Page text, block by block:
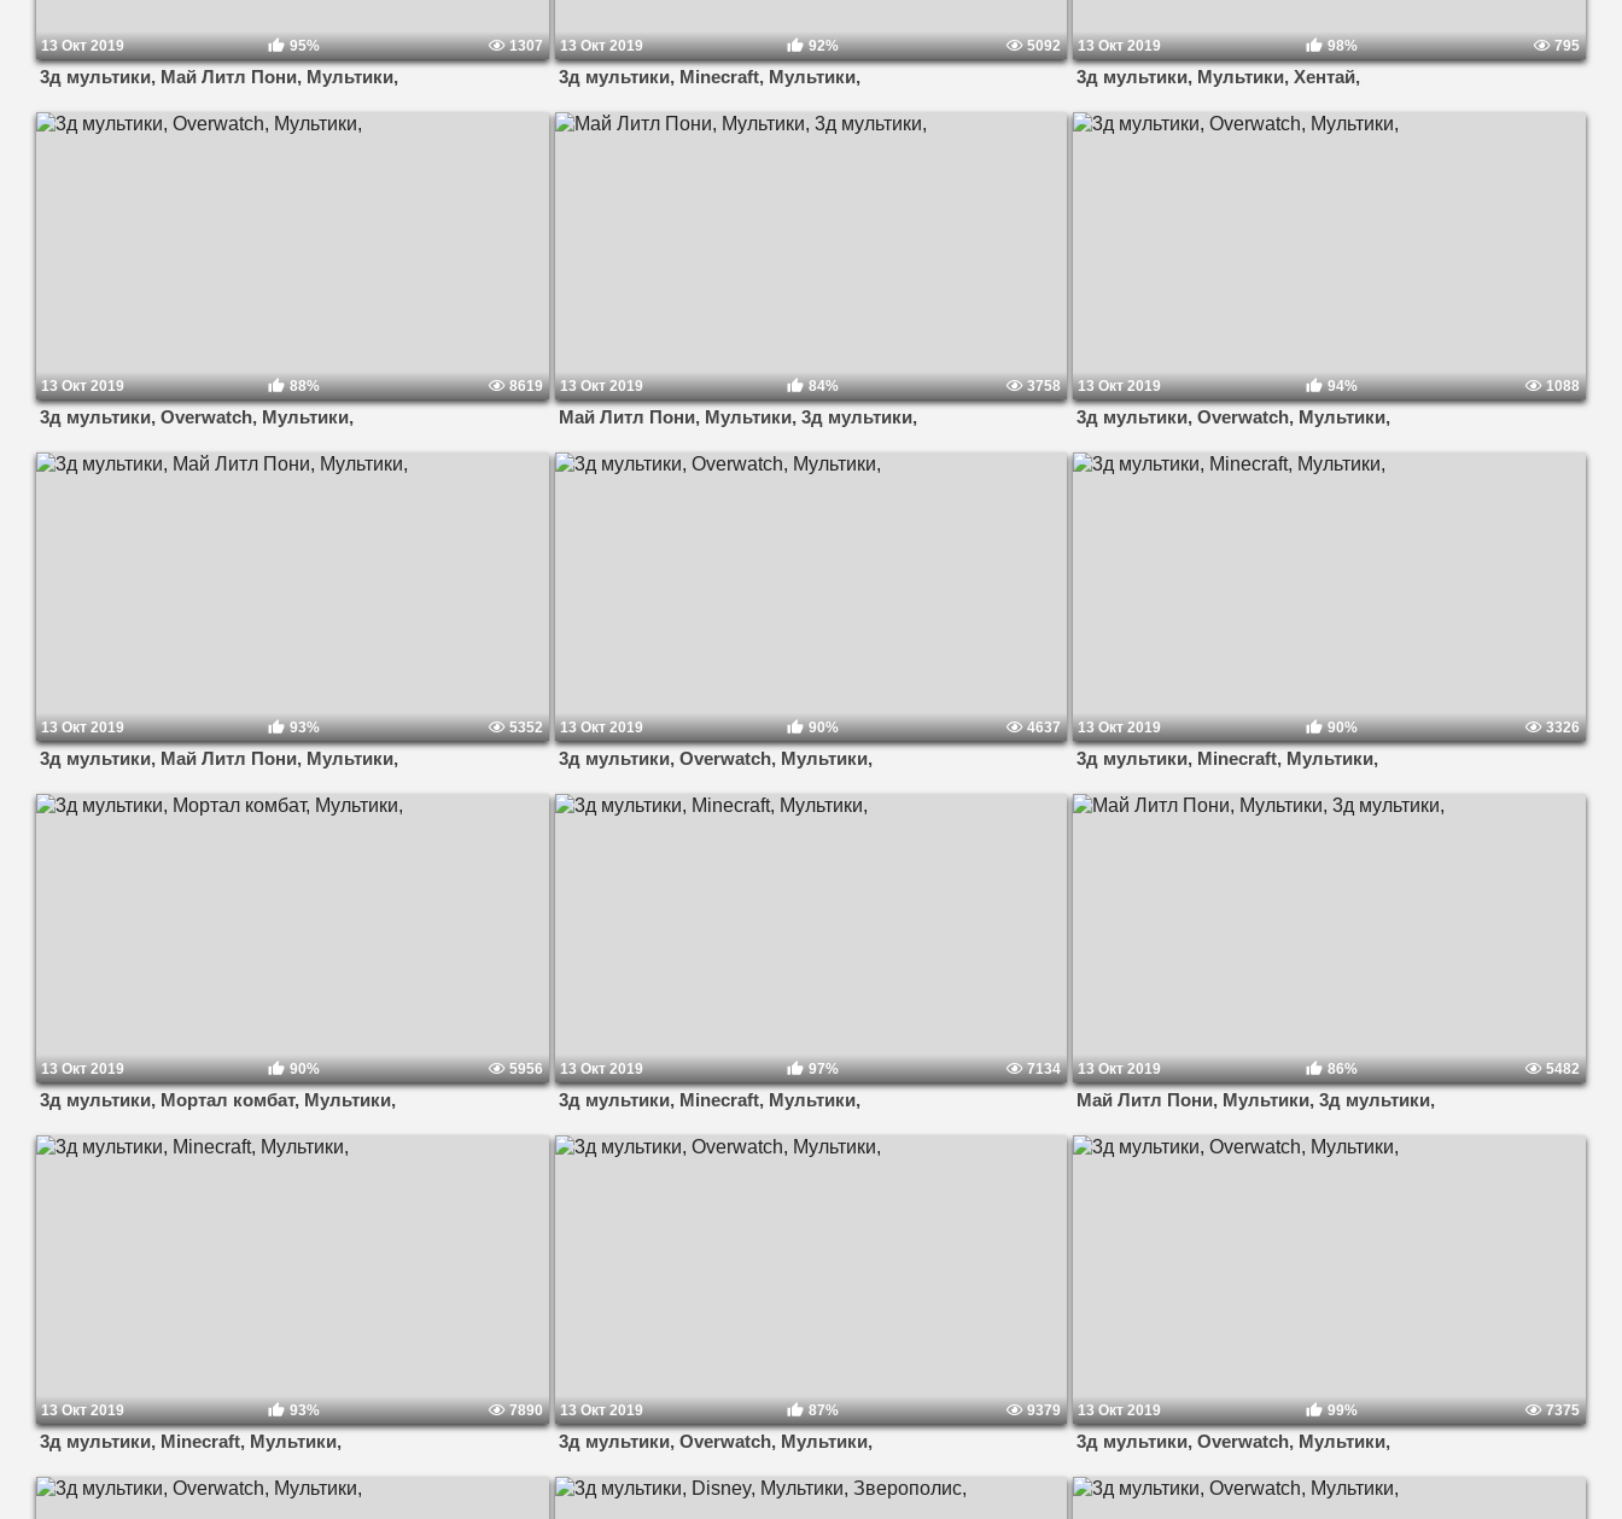
13 Окт 2019 95% 1307
3д мультики, Май Литл Пони, Мультики,
13 Окт 2019 92% 5092
3д мультики, Minecraft, Мультики,
13 Окт 2019 98% 795
3д мультики, Мультики, Хентай,
13 Окт 2019 88% 8619
3д мультики, Overwatch, Мультики,
13 Окт 2019 84% 3758
Май Литл Пони, Мультики, 3д мультики,
13 Окт 2019 94% 1088
3д мультики, Overwatch, Мультики,
13 Окт 2019 93% 5352
3д мультики, Май Литл Пони, Мультики,
13 Окт 2019 90% 4637
3д мультики, Overwatch, Мультики,
13 Окт 2019 90% 3326
3д мультики, Minecraft, Мультики,
13 Окт 2019 90% 5956
3д мультики, Мортал комбат, Мультики,
13 Окт 2019 97% 7134
3д мультики, Minecraft, Мультики,
13 Окт 2019 86% 5482
Май Литл Пони, Мультики, 3д мультики,
13 Окт 2019 93% 7890
3д мультики, Minecraft, Мультики,
13 Окт 2019 87% 9379
3д мультики, Overwatch, Мультики,
13 Окт 2019 99% 7375
3д мультики, Overwatch, Мультики,